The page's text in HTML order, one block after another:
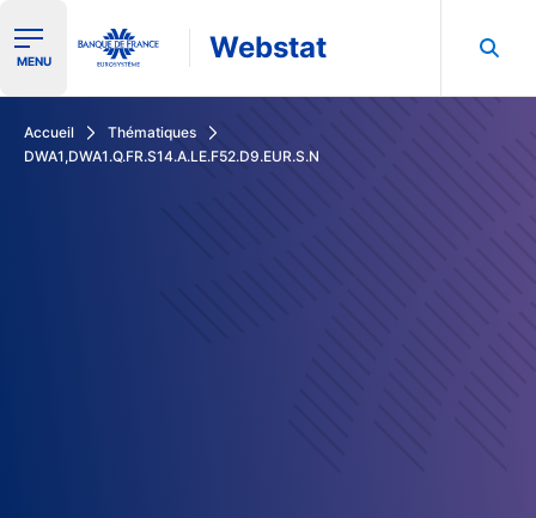
Ouvrir le menu de navigation
MENU Webstat
Accueil
Thématiques
DWA1,DWA1.Q.FR.S14.A.LE.F52.D9.EUR.S.N